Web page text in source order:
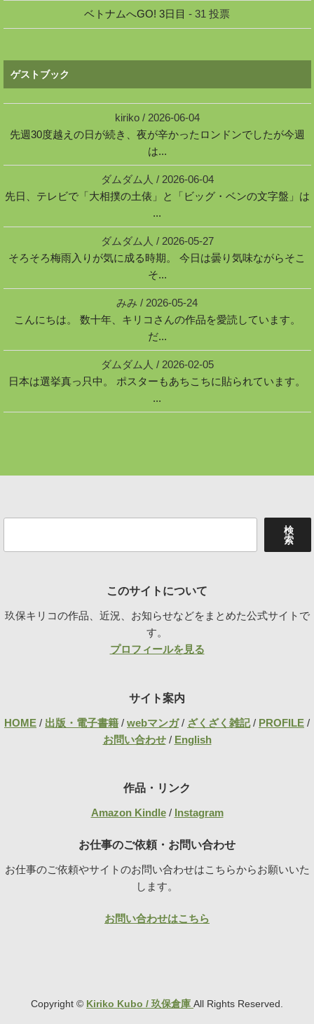
ベトナムへGO! 3日目 - 31 投票
ゲストブック
kiriko/ 2026-06-04
先週30度越えの日が続き、夜が辛かったロンドンでしたが今週
は...
ダムダム人 / 2026-06-04
先日、テレビで「大相撲の土俵」と「ビッグ・ベンの文字盤」は
...
ダムダム人 / 2026-05-27
そろそろ梅雨入りが気に成る時期。 今日は曇り気味ながらそこ
そ...
みみ / 2026-05-24
こんにちは。 数十年、キリコさんの作品を愛読しています。
だ...
ダムダム人 / 2026-02-05
日本は選挙真っ只中。 ポスターもあちこちに貼られています。
...
検
索
このサイトについて
玖保キリコの作品、近況、お知らせなどをまとめた公式サイトで
す。
プロフィールを見る
サイト案内
HOME / 出版・電子書籍 / webマンガ/ ざくざく雑記/ PROFILE /
お問い合わせ/ English
作品・リンク
Amazon Kindle/ Instagram
お仕事のご依頼・お問い合わせ
お仕事のご依頼やサイトのお問い合わせはこちらからお願いいた
します。
お問い合わせはこちら
Copyright © Kiriko Kubo / 玖保倉庫 All Rights Reserved.